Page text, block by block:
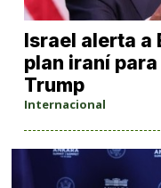
Israel alerta a
plan iraní
Trump
Internacional